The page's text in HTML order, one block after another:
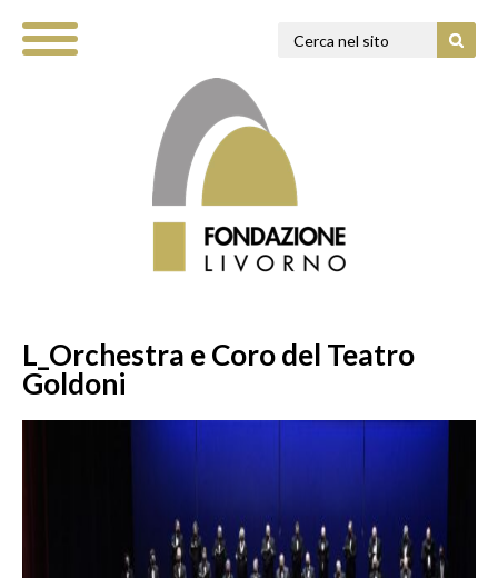
L_Orchestra e Coro del Teatro
Goldoni